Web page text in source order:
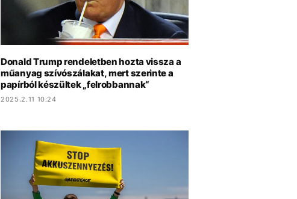
Donald Trump rendeletben hozta vissza a
műanyag szívószálakat, mert szerinte a
papírból készültek „felrobbannak“
2025.2.11 10:24